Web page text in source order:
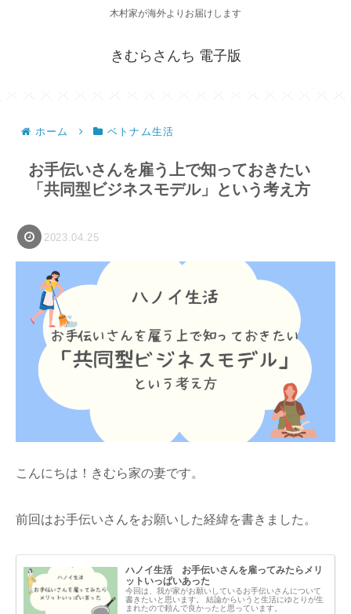
木村家が海外よりお届けします
きむらさんち 電子版
ホーム ベトナム生活
お手伝いさんを雇う上で知っておきたい
「共同型ビジネスモデル」という考え方
2023.04.25
こんにちは！きむら家の妻です。
前回はお手伝いさんをお願いした経緯を書きました。
ハノイ生活 お手伝いさんを雇ってみたらメリ
ットいっぱいあった
今回は、我が家がお願いしているお手伝いさんについて
書きたいと思います。 結論からいうと生活にゆとりが生
まれたので頼んで良かったと思っています。